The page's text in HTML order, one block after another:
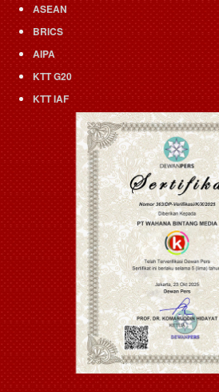
ASEAN
BRICS
AIPA
KTT G20
KTT IAF